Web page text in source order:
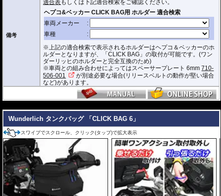
閉めできます。
バッグをホルダーから取り外す時もレシーバーのストラップを引くだけ。給
油時も邪魔になりません。
オプションでスペーサー
をご用意しております。タンクとタンクバッグのク
リアランスの調節が可能です。
D x W x H(cm) : 約 23 x 18.5 x 14.5
※サイズ/画像からハンドルなどと干渉しないことをあらかじめご確認の上お求
備考
適合表もしくは下記適合検索をご確認ください。
※上記の適合検索で表示されるホルダーはヘプコ＆ベッカーのホ
ルダーとなりますが、「CLICK BAG」の取付が可能です。(ワン
ダーリッヒのホルダーと完全互換のため)
※車両との組み合わせによってはスペーサープレート 6mm710-
506-001
が別途必要な場合(リリースベルトの動作が堅い場合
など)があります。
Wunderlich タンクバッグ 「CLICK BAG 6」
スワイプでスクロール、クリック(タップ)で拡大表示